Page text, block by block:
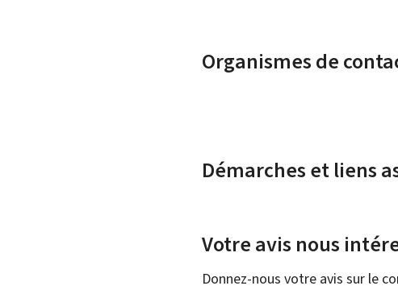
Organismes de
Démarches et liens
Votre avis nous
Donnez-nous votre avis sur le